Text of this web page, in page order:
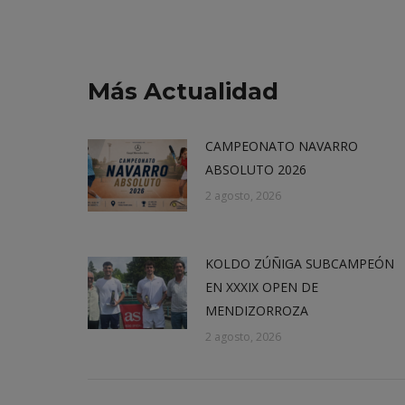
Más Actualidad
CAMPEONATO NAVARRO
ABSOLUTO 2026
2 agosto, 2026
KOLDO ZÚÑIGA SUBCAMPEÓN
EN XXXIX OPEN DE
MENDIZORROZA
2 agosto, 2026